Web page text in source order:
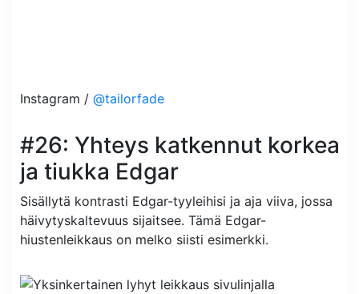
Instagram / @tailorfade
#26: Yhteys katkennut korkea
ja tiukka Edgar
Sisällytä kontrasti Edgar-tyyleihisi ja aja viiva, jossa
häivytyskaltevuus sijaitsee. Tämä Edgar-
hiustenleikkaus on melko siisti esimerkki.